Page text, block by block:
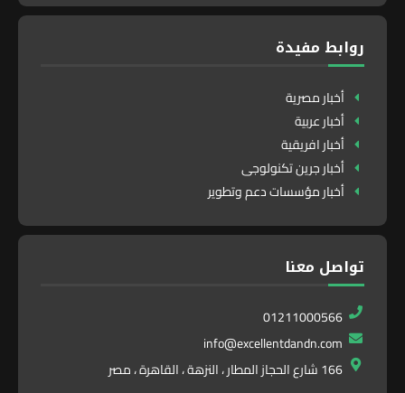
روابط مفيدة
أخبار مصرية
أخبار عربية
أخبار افريقية
أخبار جرين تكنولوجى
أخبار مؤسسات دعم وتطوير
تواصل معنا
01211000566
info@excellentdandn.com
166 شارع الحجاز المطار ، النزهة ، القاهرة ، مصر